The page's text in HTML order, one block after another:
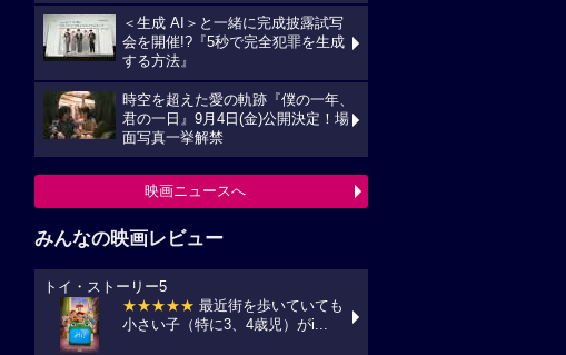
＜生成 AI＞と一緒に完成披露試写
会を開催!?『5秒で完全犯罪を生成
する方法』
時空を超えた愛の軌跡『僕の一年、
君の一日』9月4日(金)公開決定！場
面写真一挙解禁
映画ニュースへ
みんなの映画レビュー
トイ・ストーリー5
★★★★★ 最近街を歩いていても
小さい子（特に3、4歳児）がi...